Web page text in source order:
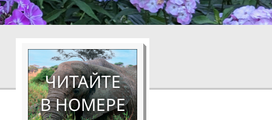
ЧИТАЙТЕ
В НОМЕРЕ